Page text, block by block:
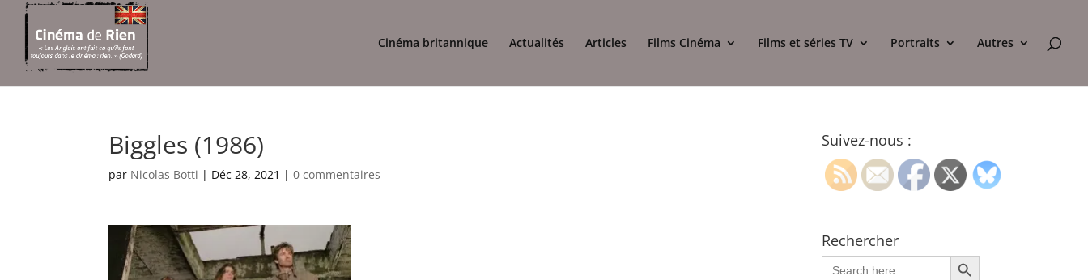
Cinéma britannique Actualités Articles Films Cinéma Films et séries TV Portraits Autres
Biggles (1986)
par Nicolas Botti | Déc 28, 2021 |0 commentaires
Suivez-nous :
Rechercher
Search
for:
Search Button